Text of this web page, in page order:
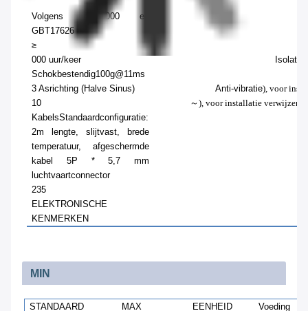
Volgens EN61000 en
GBT17626
≥
000 uur/keer
Schokbestendig100g@11ms
3 Asrichting (Halve Sinus)
Anti-vibratie), voor
10
～), voor installatie verwijzen
KabelsStandaardconfiguratie:
2m lengte, slijtvast, brede
temperatuur, afgeschermde
kabel 5P * 5,7 mm
luchtvaartconnector
235
ELEKTRONISCHE
KENMERKEN
MIN
STANDAARD MAX EENHEID Voeding